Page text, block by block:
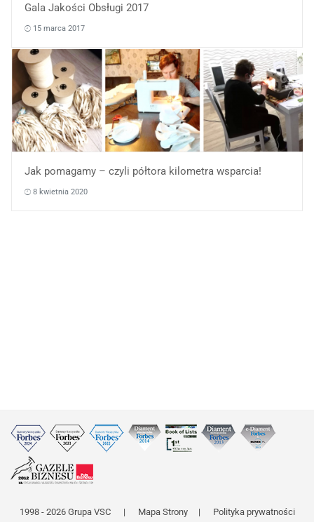
Gala Jakości Obsługi 2017
15 marca 2017
Jak pomagamy – czyli półtora kilometra wsparcia!
8 kwietnia 2020
1998 - 2026 Grupa VSC | Mapa Strony | Polityka prywatności